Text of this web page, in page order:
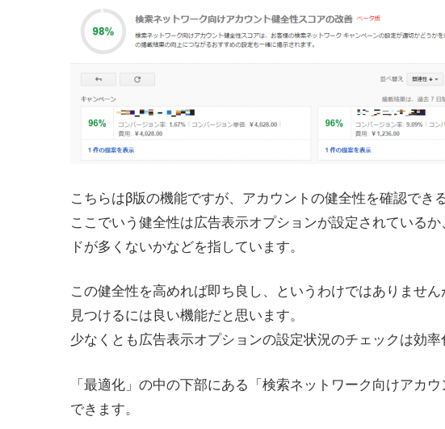
こちらはβ版の機能ですが、アカウントの健全性を確認でき
ここでいう健全性は広告表示オプションが設定されている
ドが多くないかなどを指しています。
この健全性を高めれば即ち良し、というわけではありませ
見つけるには良い機能だと思います。
少なくとも広告表示オプションの設定状況のチェックは効率
「最適化」の中の下部にある「検索ネットワーク向けアカ
できます。